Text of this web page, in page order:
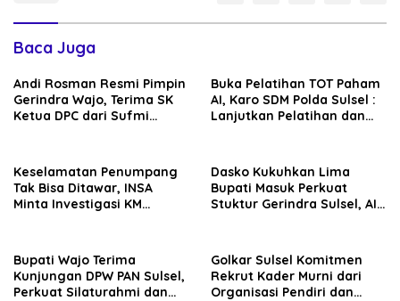
Baca Juga
Andi Rosman Resmi Pimpin
Gerindra Wajo, Terima SK
Ketua DPC dari Sufmi
Buka Pelatihan TOT Paham
AI, Karo SDM Polda Sulsel :
Lanjutkan Pelatihan dan
Keselamatan Penumpang
Tak Bisa Ditawar, INSA
Minta Investigasi KM
Dasko Kukuhkan Lima
Bupati Masuk Perkuat
Stuktur Gerindra Sulsel, AIA
Bupati Wajo Terima
Kunjungan DPW PAN Sulsel,
Perkuat Silaturahmi dan
Golkar Sulsel Komitmen
Rekrut Kader Murni dari
Organisasi Pendiri dan